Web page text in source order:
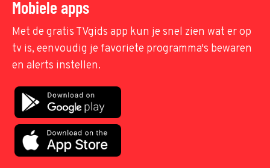
Mobiele apps
Met de gratis TVgids app kun je snel zien wat er op
tv is, eenvoudig je favoriete programma's bewaren
en alerts instellen.